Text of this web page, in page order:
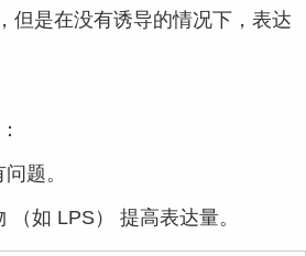
是在没有诱导的情况下，表达
题。
如 LPS） 提高表达量。